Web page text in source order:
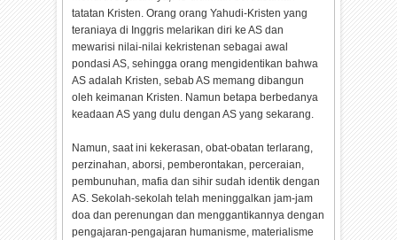
tatatan Kristen. Orang orang Yahudi-Kristen yang
teraniaya di Inggris melarikan diri ke AS dan
mewarisi nilai-nilai kekristenan sebagai awal
pondasi AS, sehingga orang mengidentikan bahwa
AS adalah Kristen, sebab AS memang dibangun
oleh keimanan Kristen. Namun betapa berbedanya
keadaan AS yang dulu dengan AS yang sekarang.
Namun, saat ini kekerasan, obat-obatan terlarang,
perzinahan, aborsi, pemberontakan, perceraian,
pembunuhan, mafia dan sihir sudah identik dengan
AS. Sekolah-sekolah telah meninggalkan jam-jam
doa dan perenungan dan menggantikannya dengan
pengajaran-pengajaran humanisme, materialisme